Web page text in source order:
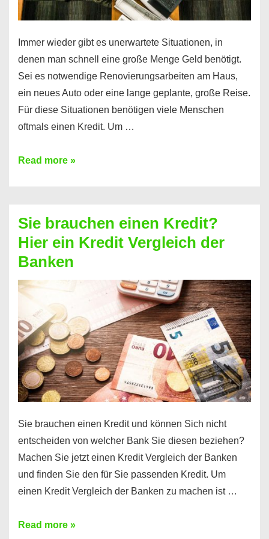
Immer wieder gibt es unerwartete Situationen, in
denen man schnell eine große Menge Geld benötigt.
Sei es notwendige Renovierungsarbeiten am Haus,
ein neues Auto oder eine lange geplante, große Reise.
Für diese Situationen benötigen viele Menschen
oftmals einen Kredit. Um …
Brauchen
Summe
Geld?
Hier
einen
10000
Euro
Kredit
finden
Read more »
Sie brauchen einen Kredit?
Hier ein Kredit Vergleich der
Banken
Sie brauchen einen Kredit und können Sich nicht
entscheiden von welcher Bank Sie diesen beziehen?
Machen Sie jetzt einen Kredit Vergleich der Banken
und finden Sie den für Sie passenden Kredit. Um
einen Kredit Vergleich der Banken zu machen ist …
Sie
Read more »